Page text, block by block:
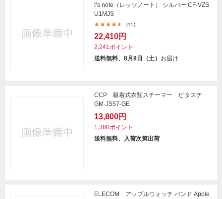
t’s note（レッツノート） シルバー CF-VZS
U1MJS
(15)
22,410円
2,241ポイント
送料無料、8月8日（土） お届け
CCP 吸着式衣類スチーマー ピタスチ
GM-JS57-GE
13,800円
1,380ポイント
送料無料、入荷次第出荷
ELECOM アップルウォッチ バンド Apple